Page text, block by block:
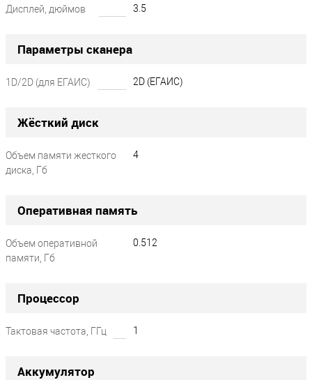
Дисплей, дюймов 3.5
Параметры сканера
1D/2D (для ЕГАИС) 2D (ЕГАИС)
Жёсткий диск
Объем памяти жесткого
диска, Гб
4
Оперативная память
Объем оперативной
памяти, Гб
0.512
Процессор
Тактовая частота, ГГц 1
Аккумулятор